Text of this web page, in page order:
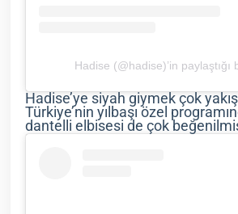
Hadise (@hadise)’in paylaştığı
Hadise’ye siyah giymek çok
Türkiye’nin yılbaşı özel
dantelli elbisesi de çok